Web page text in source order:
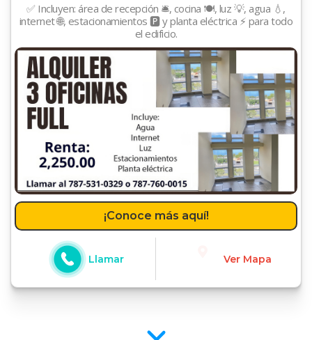
✅ Incluyen: área de recepción 🛎️, cocina 🍽️, luz 💡, agua 💧,
internet 🌐, estacionamientos 🅿️ y planta eléctrica ⚡ para todo
el edificio.
¡Conoce más aquí!
Llamar Ver Mapa